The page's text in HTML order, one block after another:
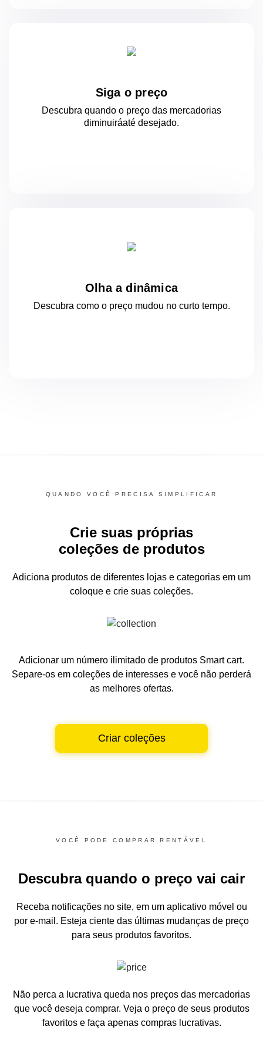
Siga o preço
Descubra quando o preço das mercadorias
diminuiráaté desejado.
Olha a dinâmica
Descubra como o preço mudou no curtotempo.
QUANDO VOCÊ PRECISA SIMPLIFICAR
Crie suas próprias
coleções de produtos
Adiciona produtos de diferentes lojas e categorias em um
coloque e crie suas coleções.
Adicionar um número ilimitado de produtos Smart cart.
Separe-os em coleções de interesses e você não perderá
as melhores ofertas.
Criar coleções
VOCÊ PODE COMPRAR RENTÁVEL
Descubra quando o preço vai cair
Receba notificações no site, em um aplicativo móvel ou
por e-mail. Esteja ciente das últimas mudanças de preço
para seus produtos favoritos.
Não perca a lucrativa queda nos preços das mercadorias
que você deseja comprar. Veja o preço de seus produtos
favoritos e faça apenas compras lucrativas.